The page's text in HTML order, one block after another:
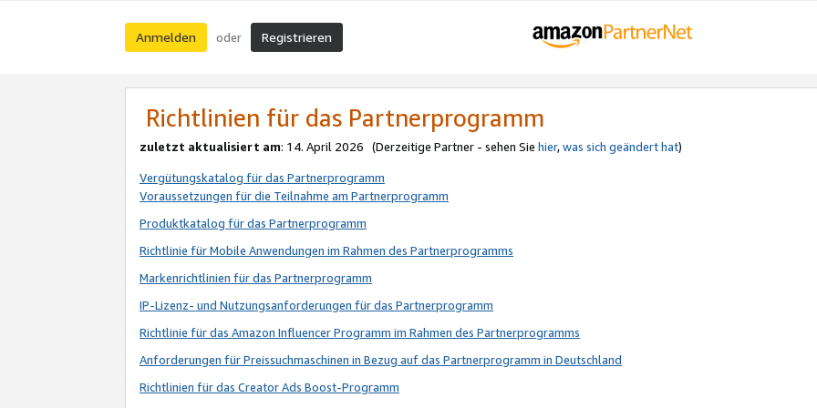
Anmelden oder Registrieren
Richtlinien für das Partnerprogramm
zuletzt aktualisiert am: 14. April 2026 (Derzeitige Partner - sehen Sie hier,was sich geändert hat)
Vergütungskatalog für das Partnerprogramm
Voraussetzungen für die Teilnahme am Partnerprogramm
Produktkatalog für das Partnerprogramm
Richtlinie für Mobile Anwendungen im Rahmen des Partnerprogramms
Markenrichtlinien für das Partnerprogramm
IP-Lizenz- und Nutzungsanforderungen für das Partnerprogramm
Richtlinie für das Amazon Influencer Programm im Rahmen des Partnerprogramms
Anforderungen für Preissuchmaschinen in Bezug auf das Partnerprogramm in Deutschland
Richtlinien für das Creator Ads Boost-Programm